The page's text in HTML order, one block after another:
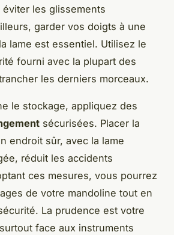
les glissements
garder vos doigts à une
lame est essentiel. Utilisez le
fourni avec la plupart des
les derniers morceaux.
le stockage, appliquez des
sécurisées. Placer la
endroit sûr, avec la lame
réduit les accidents
ces mesures, vous pourrez
de votre mandoline tout en
La prudence est votre
face aux instruments